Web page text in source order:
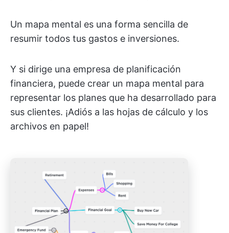
Un mapa mental es una forma sencilla de
resumir todos tus gastos e inversiones.
Y si dirige una empresa de planificación
financiera, puede crear un mapa mental para
representar los planes que ha desarrollado para
sus clientes. ¡Adiós a las hojas de cálculo y los
archivos en papel!